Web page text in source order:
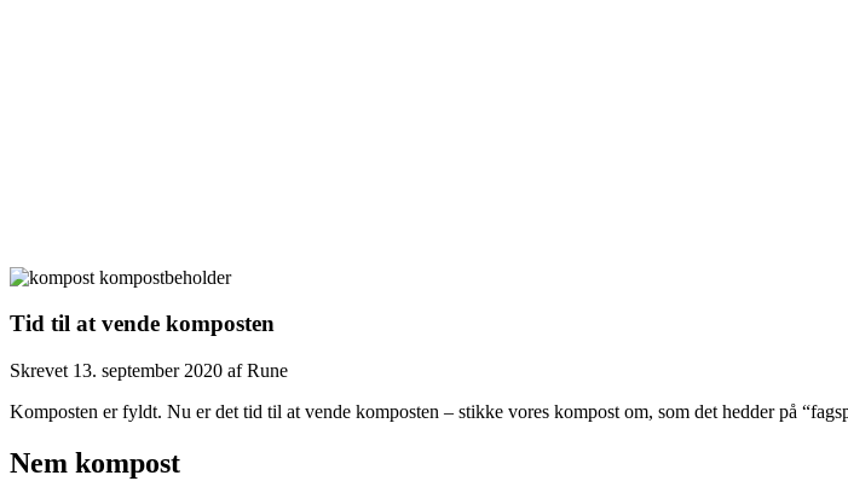
Tid til at vende komposten
Skrevet 13. september 2020 afRune
Komposten er fyldt. Nu er det tid til at vende komposten – stikke vores kompost om, som det hedder på
Nem kompost